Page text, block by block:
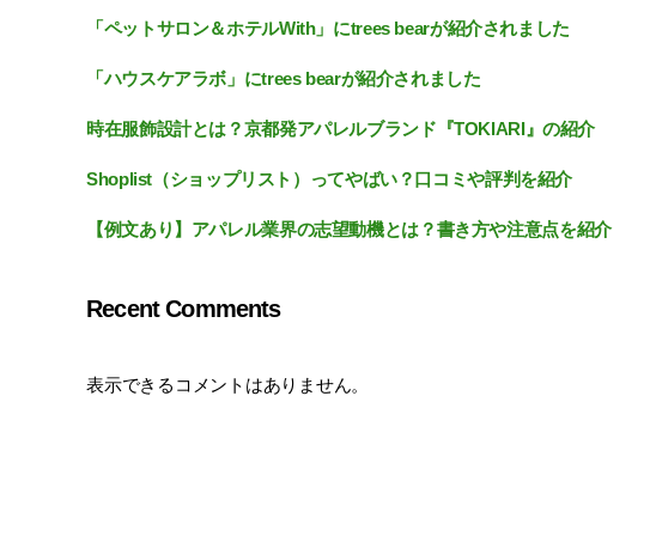
「ペットサロン＆ホテルWith」にtrees bearが紹介されました
「ハウスケアラボ」にtrees bearが紹介されました
時在服飾設計とは？京都発アパレルブランド『TOKIARI』の紹介
Shoplist（ショップリスト）ってやばい？口コミや評判を紹介
【例文あり】アパレル業界の志望動機とは？書き方や注意点を紹介
Recent Comments
表示できるコメントはありません。